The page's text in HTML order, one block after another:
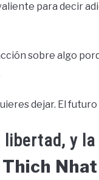
para decir
sobre algo
dejar. El
libertad, y
Thich